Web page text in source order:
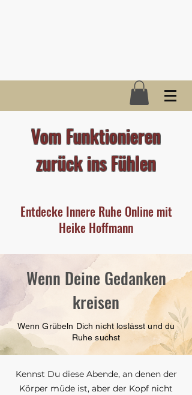
Vom Funktionieren
zurück ins Fühlen
Entdecke Innere Ruhe Online mit
Heike Hoffmann
Wenn Deine Gedanken
kreisen
Wenn Grübeln Dich nicht loslässt und du
Ruhe suchst
Kennst Du diese Abende, an denen der
Körper müde ist, aber der Kopf nicht